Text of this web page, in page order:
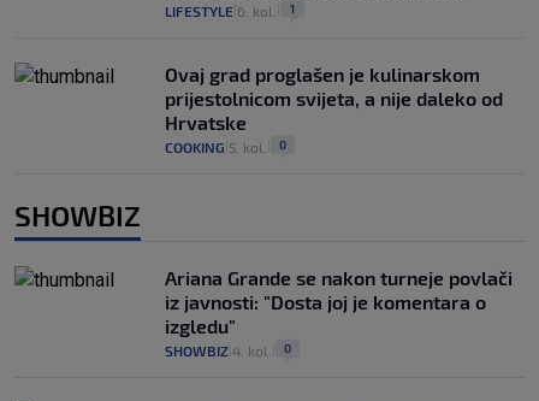
LIFESTYLE 6. kol. 1
Ovaj grad proglašen je kulinarskom
prijestolnicom svijeta, a nije daleko od
Hrvatske
COOKING 5. kol. 0
SHOWBIZ
Ariana Grande se nakon turneje povlači
iz javnosti: "Dosta joj je komentara o
izgledu"
SHOWBIZ 4. kol. 0